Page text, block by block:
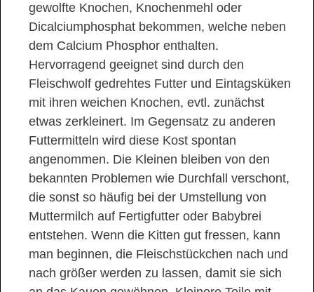
gewolfte Knochen, Knochenmehl oder
Dicalciumphosphat bekommen, welche neben
dem Calcium Phosphor enthalten.
Hervorragend geeignet sind durch den
Fleischwolf gedrehtes Futter und Eintagsküken
mit ihren weichen Knochen, evtl. zunächst
etwas zerkleinert. Im Gegensatz zu anderen
Futtermitteln wird diese Kost spontan
angenommen. Die Kleinen bleiben von den
bekannten Problemen wie Durchfall verschont,
die sonst so häufig bei der Umstellung von
Muttermilch auf Fertigfutter oder Babybrei
entstehen. Wenn die Kitten gut fressen, kann
man beginnen, die Fleischstückchen nach und
nach größer werden zu lassen, damit sie sich